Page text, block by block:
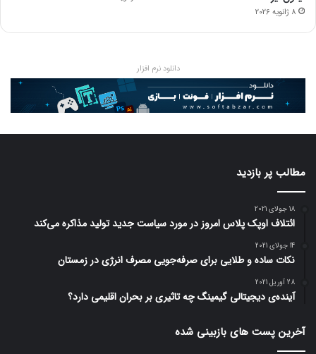
8 ژانویه 2026
دانلود نرم افزار
مطالب پر بازدید
18 جولای 2021
ائتلاف اوپک پلاس امروز در مورد سیاست جدید تولید مذاکره می‌کند
14 جولای 2021
نکات ساده و طلایی برای صرفه‌جویی مصرف انرژی در زمستان
28 آوریل 2021
آینده‌ی دیجیتالی گیمینگ چه تاثیری بر بحران اقلیمی دارد؟
آخرین پست های بازبینی شده